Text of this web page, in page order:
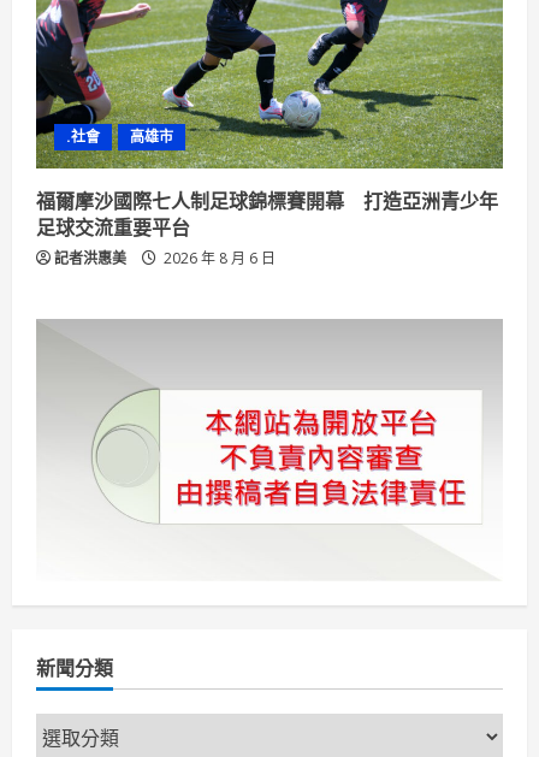
.社會 高雄市
福爾摩沙國際七人制足球錦標賽開幕 打造亞洲青少年
足球交流重要平台
記者洪惠美 2026 年 8 月 6 日
新聞分類
新